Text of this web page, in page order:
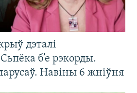
дэталі
б’е рэкорды.
Навіны 6 жніўня